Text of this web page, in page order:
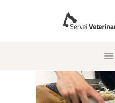
WHO ARE WE
WORK TEAM